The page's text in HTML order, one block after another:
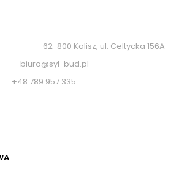
Kalisz, ul. Celtycka 156A
bud.pl
789 957 335